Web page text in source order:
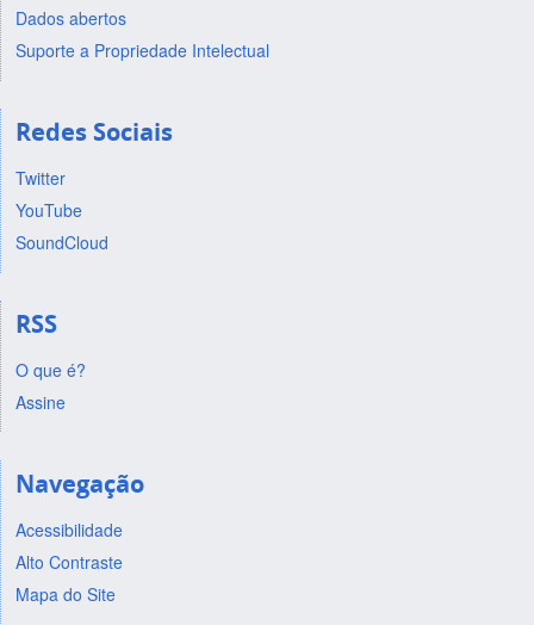
Dados abertos
Suporte a Propriedade Intelectual
Redes Sociais
Twitter
YouTube
SoundCloud
RSS
O que é?
Assine
Navegação
Acessibilidade
Alto Contraste
Mapa do Site